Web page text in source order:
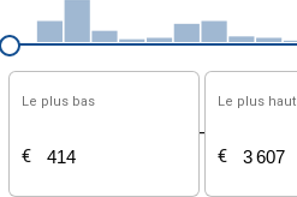
Le plus bas
€
-
Le plus haut
€